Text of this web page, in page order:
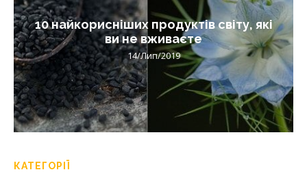
10 найкорисніших продуктів світу, які
ви не вживаєте
14/Лип/2019
КАТЕГОРІЇ